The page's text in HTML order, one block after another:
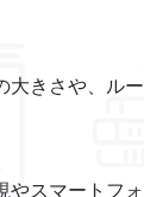
大きさや、ル
やスマートフ